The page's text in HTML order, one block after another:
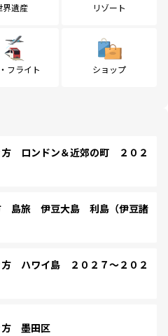
界遺産 リゾート
フライト ショップ
ロンドン＆近郊の町 ２０２
島旅 伊豆大島 利島（伊豆諸
ハワイ島 ２０２７～２０２
方 墨田区